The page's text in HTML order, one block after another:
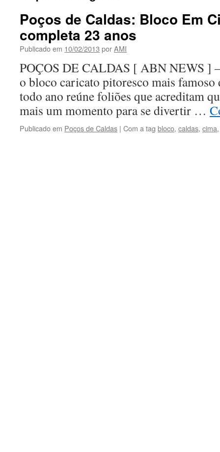
Poços de Caldas: Bloco Em
completa 23 anos
Publicado em 10/02/2013 porAMI
POÇOS DE CALDAS [ ABN NEWS ]
o bloco caricato pitoresco mais famoso
todo ano reúne foliões que acreditam
mais um momento para se divertir …
Publicado em Poços de Caldas | Com a tag bloco, caldas, cima